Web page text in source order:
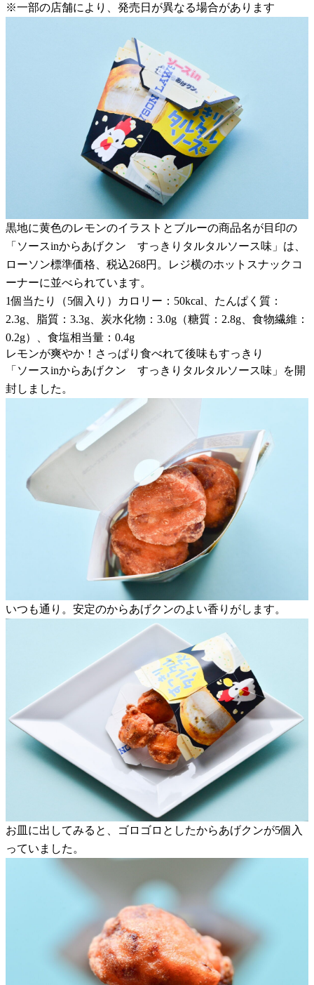
※一部の店舗により、発売日が異なる場合があります
黒地に黄色のレモンのイラストとブルーの商品名が目印の
「ソースinからあげクン すっきりタルタルソース味」は、
ローソン標準価格、税込268円。レジ横のホットスナックコ
ーナーに並べられています。
1個当たり（5個入り）カロリー：50kcal、たんぱく質：
2.3g、脂質：3.3g、炭水化物：3.0g（糖質：2.8g、食物繊維：
0.2g）、食塩相当量：0.4g
レモンが爽やか！さっぱり食べれて後味もすっきり
「ソースinからあげクン すっきりタルタルソース味」を開
封しました。
いつも通り。安定のからあげクンのよい香りがします。
お皿に出してみると、ゴロゴロとしたからあげクンが5個入
っていました。